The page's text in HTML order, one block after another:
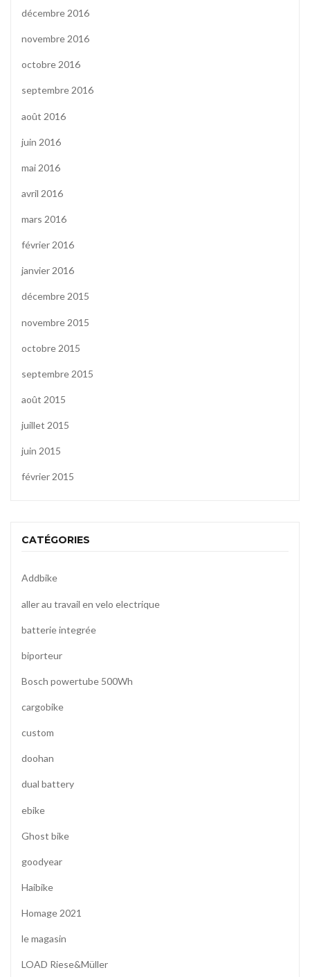
décembre 2016
novembre 2016
octobre 2016
septembre 2016
août 2016
juin 2016
mai 2016
avril 2016
mars 2016
février 2016
janvier 2016
décembre 2015
novembre 2015
octobre 2015
septembre 2015
août 2015
juillet 2015
juin 2015
février 2015
CATÉGORIES
Addbike
aller au travail en velo electrique
batterie integrée
biporteur
Bosch powertube 500Wh
cargobike
custom
doohan
dual battery
ebike
Ghost bike
goodyear
Haibike
Homage 2021
le magasin
LOAD Riese&Müller